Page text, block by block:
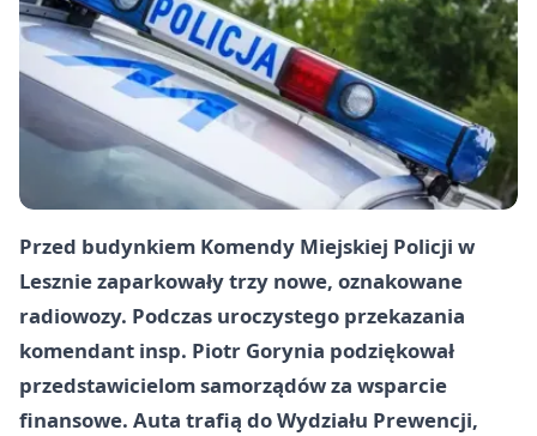
Przed budynkiem Komendy Miejskiej Policji w
Lesznie zaparkowały trzy nowe, oznakowane
radiowozy. Podczas uroczystego przekazania
komendant insp. Piotr Gorynia podziękował
przedstawicielom samorządów za wsparcie
finansowe. Auta trafią do Wydziału Prewencji,